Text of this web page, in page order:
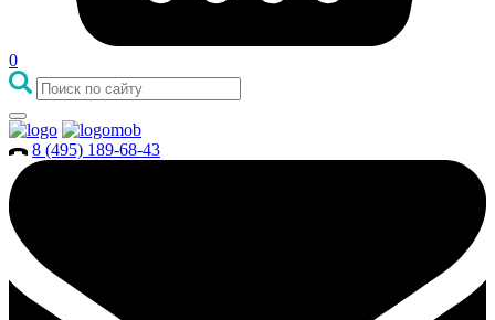
0
8 (495) 189-68-43